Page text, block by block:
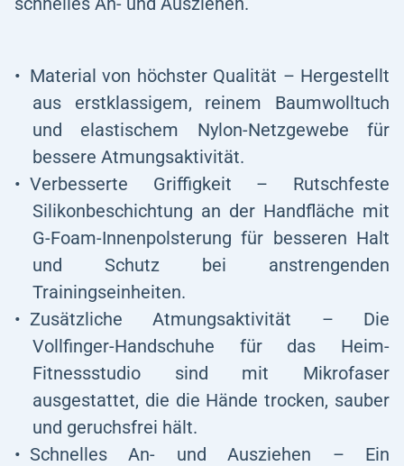
Material von höchster Qualität – Hergestellt
aus erstklassigem, reinem Baumwolltuch
und elastischem Nylon-Netzgewebe für
bessere Atmungsaktivität.
Verbesserte Griffigkeit – Rutschfeste
Silikonbeschichtung an der Handfläche mit
G-Foam-Innenpolsterung für besseren Halt
und Schutz bei anstrengenden
Trainingseinheiten.
Zusätzliche Atmungsaktivität – Die
Vollfinger-Handschuhe für das Heim-
Fitnessstudio sind mit Mikrofaser
ausgestattet, die die Hände trocken, sauber
und geruchsfrei hält.
Schnelles An- und Ausziehen – Ein